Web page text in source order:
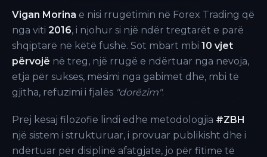
Vigan Morina e nisi rrugëtimin në Forex Trading që
nga viti 2016, i njohur si një ndër tregtarët e parë
shqiptarë në këtë fushë. Sot mbart mbi 10 vjet
përvojë në treg, një rrugë e ndërtuar nga nevoja,
etja për sukses, mësimi nga gabimet dhe, mbi të
gjitha, refuzimi i fjalës "dorëzim".
Prej kësaj filozofie lindi edhe metodologjia #ZBH
një sistem i strukturuar, i provuar publikisht dhe i
ndërtuar për disiplinë afatgjate, jo për fitime të